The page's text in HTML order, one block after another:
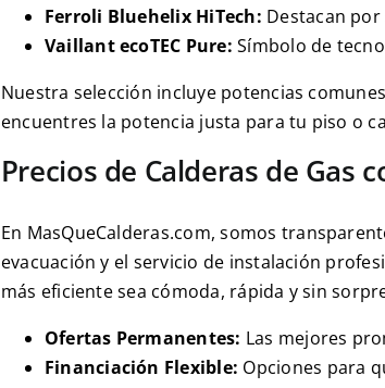
Ferroli Bluehelix HiTech: Destacan
Vaillant ecoTEC Pure: Símbolo de
Nuestra selección incluye potencias
encuentres la potencia justa para tu piso o
Precios de Calderas de Gas
En MasQueCalderas.com, somos
evacuación y el servicio de instalación
más eficiente sea cómoda, rápida y sin
Ofertas Permanentes: Las mejores
Financiación Flexible: Opciones para